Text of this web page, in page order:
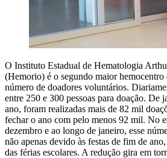
O Instituto Estadual de Hematologia
(Hemorio) é o segundo maior
número de doadores voluntários.
entre 250 e 300 pessoas para doação. De
ano, foram realizadas mais de 82 mil
fechar o ano com pelo menos 92 mil. No
dezembro e ao longo de janeiro, esse
não apenas devido às festas de fim de
das férias escolares. A redução gira em